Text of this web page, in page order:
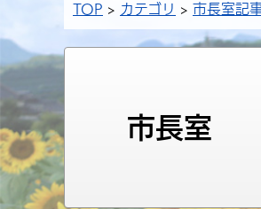
TOP
カテゴリ 市長室記
市長室